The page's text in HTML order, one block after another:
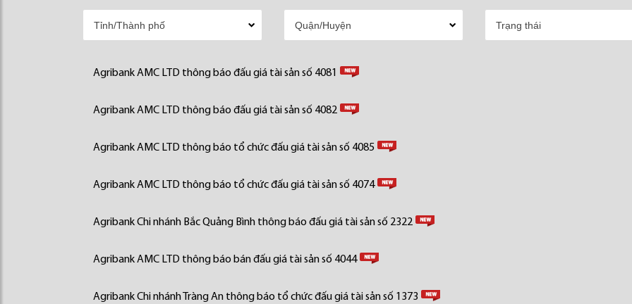
Agribank AMC LTD thông báo đấu giá tài sản số 4081
Agribank AMC LTD thông báo đấu giá tài sản số 4082
Agribank AMC LTD thông báo tổ chức đấu giá tài sản số 4085
Agribank AMC LTD thông báo tổ chức đấu giá tài sản số 4074
Agribank Chi nhánh Bắc Quảng Bình thông báo đấu giá tài sản số 2322
Agribank AMC LTD thông báo bán đấu giá tài sản số 4044
Agribank Chi nhánh Tràng An thông báo tổ chức đấu giá tài sản số 1373